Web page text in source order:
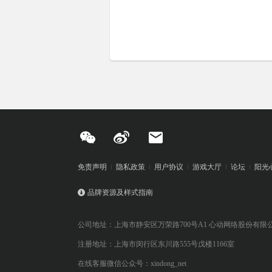
免责声明 隐私政策 用户协议 游戏大厅 论坛 阳光
品牌资源及样式指南
公司地址：上海市静安区万荣路700号A1 心动网络股份有限
注册地址：上海市闵行区东川路555号戊楼1166室
在线客服微信公众号：xindong_net